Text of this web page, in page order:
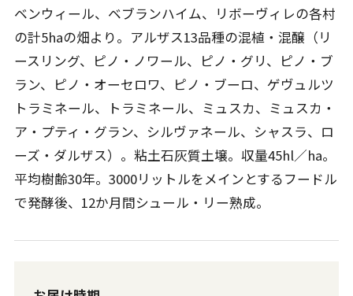
ベンウィール、ベブランハイム、リボーヴィレの各村
の計5haの畑より。アルザス13品種の混植・混醸（リ
ースリング、ピノ・ノワール、ピノ・グリ、ピノ・ブ
ラン、ピノ・オーセロワ、ピノ・ブーロ、ゲヴュルツ
トラミネール、トラミネール、ミュスカ、ミュスカ・
ア・プティ・グラン、シルヴァネール、シャスラ、ロ
ーズ・ダルザス）。粘土石灰質土壌。収量45hl／ha。
平均樹齢30年。3000リットルをメインとするフードル
で発酵後、12か月間シュール・リー熟成。